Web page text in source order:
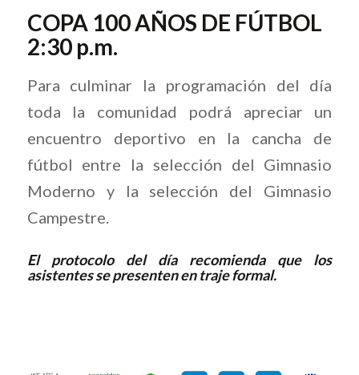
COPA 100 AÑOS DE FÚTBOL
2:30 p.m.
Para culminar la programación del día
toda la comunidad podrá apreciar un
encuentro deportivo en la cancha de
fútbol entre la selección del Gimnasio
Moderno y la selección del Gimnasio
Campestre.
El protocolo del día recomienda que los
asistentes se presenten en traje formal.